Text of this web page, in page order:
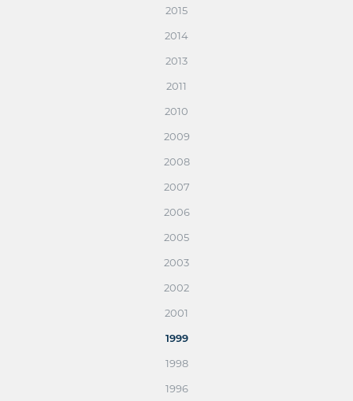
2015
2014
2013
2011
2010
2009
2008
2007
2006
2005
2003
2002
2001
1999
1998
1996